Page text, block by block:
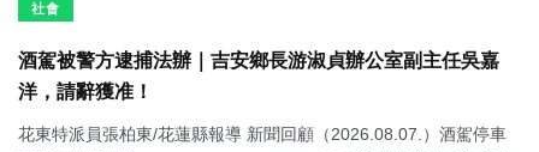
社會
酒駕被警方逮捕法辦｜吉安鄉長游淑貞辦公室副主任吳嘉
洋，請辭獲准！
花東特派員張柏東/花蓮縣報導 新聞回顧（2026.08.07.）酒駕停車